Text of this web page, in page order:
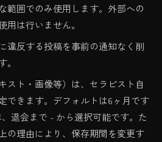
範囲でのみ使用します。外部への
用は行いません。
違反する投稿を事前の通知なく削
スト・画像等）は、セラピスト自
できます。デフォルトは6ヶ月です
、退会まで - から選択可能です。た
の理由により、保存期間を変更す